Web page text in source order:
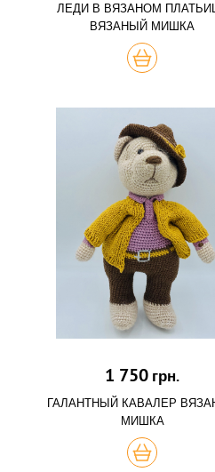
ЛЕДИ В ВЯЗАНОМ
ВЯЗАНЫЙ МИШКА
КУПИТЬ
1 750 грн.
ГАЛАНТНЫЙ КАВАЛЕР
МИШКА
КУПИТЬ